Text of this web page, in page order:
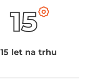
15 let na trhu